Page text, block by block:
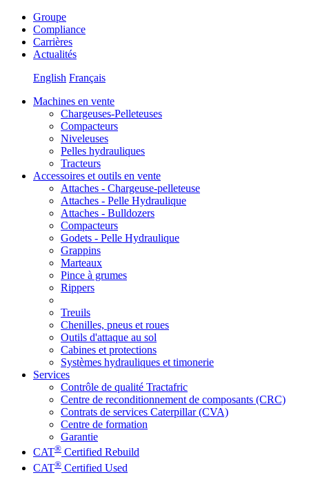
Groupe
Compliance
Carrières
Actualités
English Français
Machines en vente
Chargeuses-Pelleteuses
Compacteurs
Niveleuses
Pelles hydrauliques
Tracteurs
Accessoires et outils en vente
Attaches - Chargeuse-pelleteuse
Attaches - Pelle Hydraulique
Attaches - Bulldozers
Compacteurs
Godets - Pelle Hydraulique
Grappins
Marteaux
Pince à grumes
Rippers
Treuils
Chenilles, pneus et roues
Outils d'attaque au sol
Cabines et protections
Systèmes hydrauliques et timonerie
Services
Contrôle de qualité Tractafric
Centre de reconditionnement de composants (CRC)
Contrats de services Caterpillar (CVA)
Centre de formation
Garantie
CAT® Certified Rebuild
CAT® Certified Used